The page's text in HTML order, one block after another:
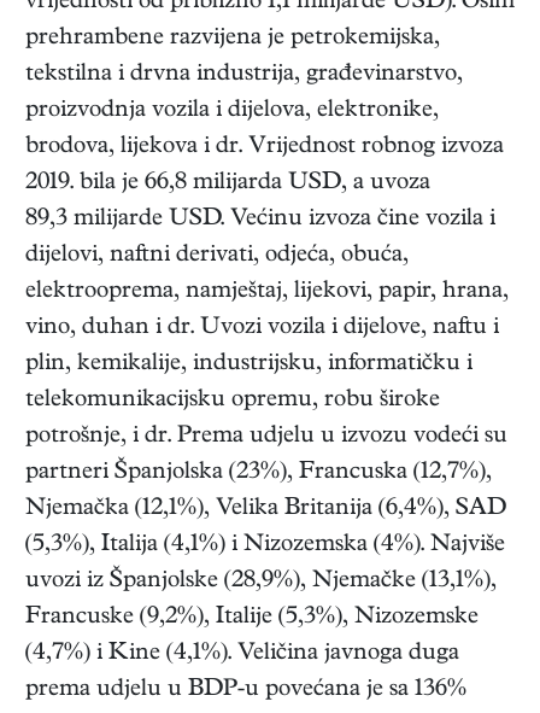
prehrambene razvijena je petrokemijska,
tekstilna i drvna industrija, građevinarstvo,
proizvodnja vozila i dijelova, elektronike,
brodova, lijekova i dr. Vrijednost robnog izvoza
2019. bila je 66,8 milijarda USD, a uvoza
89,3 milijarde USD. Većinu izvoza čine vozila i
dijelovi, naftni derivati, odjeća, obuća,
elektrooprema, namještaj, lijekovi, papir, hrana,
vino, duhan i dr. Uvozi vozila i dijelove, naftu i
plin, kemikalije, industrijsku, informatičku i
telekomunikacijsku opremu, robu široke
potrošnje, i dr. Prema udjelu u izvozu vodeći su
partneri Španjolska (23%), Francuska (12,7%),
Njemačka (12,1%), Velika Britanija (6,4%), SAD
(5,3%), Italija (4,1%) i Nizozemska (4%). Najviše
uvozi iz Španjolske (28,9%), Njemačke (13,1%),
Francuske (9,2%), Italije (5,3%), Nizozemske
(4,7%) i Kine (4,1%). Veličina javnoga duga
prema udjelu u BDP-u povećana je sa 136%